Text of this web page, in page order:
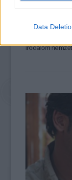
Data
meghívásos
irodalom